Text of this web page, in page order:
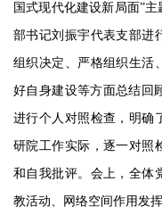
国式现代化建设新局面”主
部书记刘振宇代表支部进
组织决定、严格组织生活
好自身建设等方面总结回
进行个人 对照检查 ， 明确
研院工作实际，逐一对照
和自我批评。会上，全体
教活动、网络空间作用发